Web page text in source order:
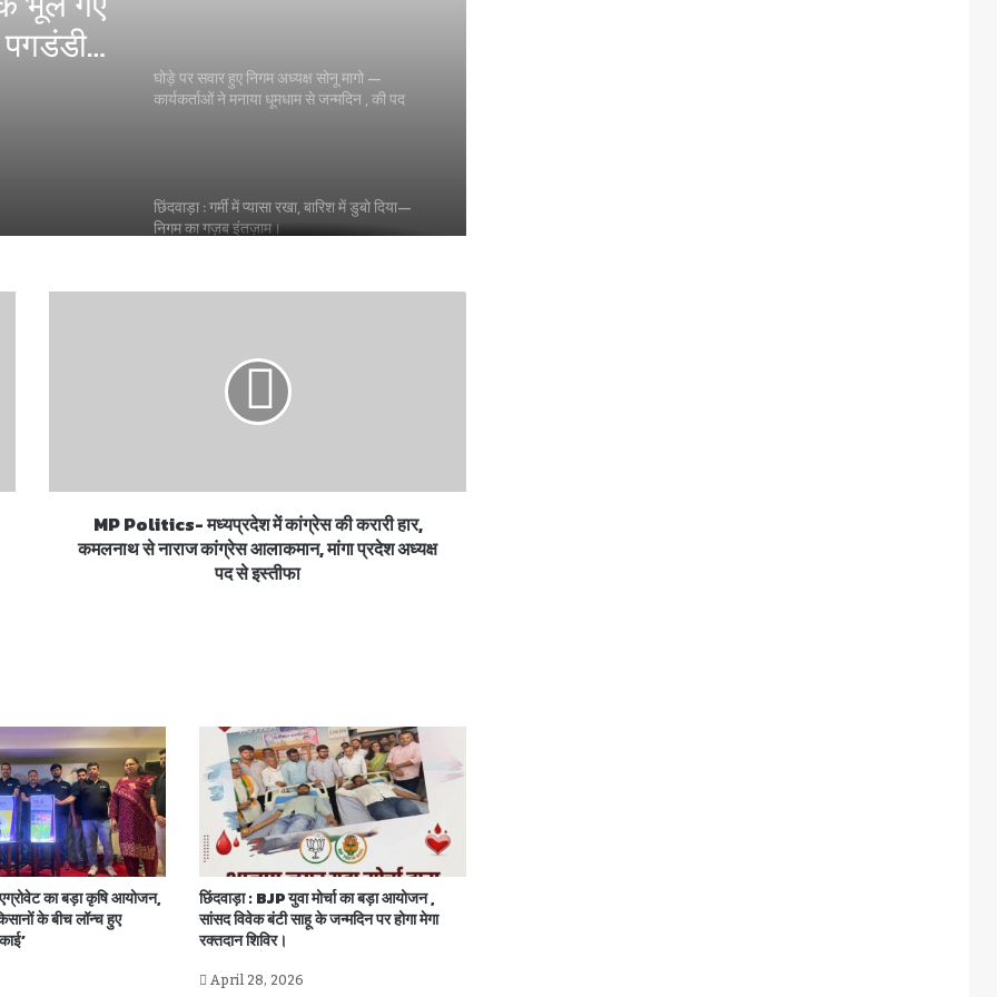
मागो
से
छिंदवाड़ा : गर्मी में प्यासा रखा, बारिश में डुबो दिया—
निगम का गज़ब इंतज़ाम।
छिंदवाड़ा: 10 साल की मासूम हुई गुम , पुलिस ने 12 घंटे
में किया बरामद
— हाथ फ्रैक्चर , चाकू के घाव, फिर भी पुलिस ने नहीं
लगाई सही धारा परिजनों का आरोप
छिंदवाड़ा: 40 पेटी शराब पकड़ी, पुलिस बोली 27 —
पति ने पीया जहर , मासूम बच्चा हुआ अनाथ।
छिंदवाड़ा में महिला प्रधान आरक्षक ने उठाया खौफनाक
कदम, पेट्रोल डालकर दी जान।
मान्यता प्रवेश दिया, फीस हड़पी, मांगने पर जान से
MP Politics- मध्यप्रदेश में कांग्रेस की करारी हार,
कमलनाथ से नाराज कांग्रेस आलाकमान, मांगा प्रदेश अध्यक्ष
पद से इस्तीफा
का बड़ा कृषि आयोजन,
के बीच लॉन्च हुए
छिंदवाड़ा : BJP युवा मोर्चा का बड़ा आयोजन ,
सांसद विवेक बंटी साहू के जन्मदिन पर होगा मेगा
रक्तदान शिविर।
April 28, 2026